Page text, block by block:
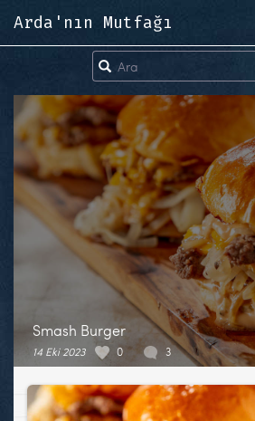
Arda'nın Mutfağı
Smash Burger
14 Eki 2023 0 3